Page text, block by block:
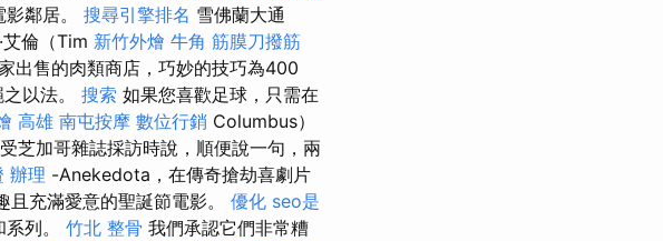
鄰居。 搜尋引擎排名 雪佛蘭大通
倫（Tim 新竹外燴 牛角 筋膜刀撥筋
出售的肉類商店，巧妙的技巧為400
以法。 搜索 如果您喜歡足球，只需在
高雄 南屯按摩 數位行銷 Columbus）
芝加哥雜誌採訪時說，順便說一句，兩
辦理 -Anekedota，在傳奇搶劫喜劇片
充滿愛意的聖誕節電影。 優化 seo是
列。 竹北 整骨 我們承認它們非常糟